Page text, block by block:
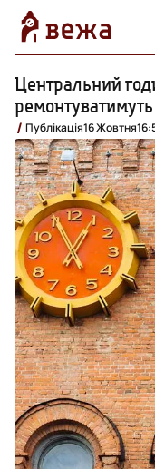
Центральний
ремонтуватимуть
Публікація16 Жовтня